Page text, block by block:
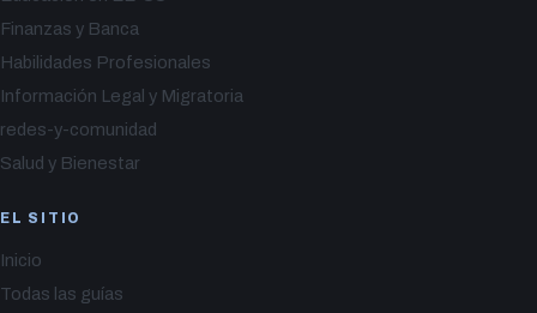
Finanzas y Banca
Habilidades Profesionales
Información Legal y Migratoria
redes-y-comunidad
Salud y Bienestar
EL SITIO
Inicio
Todas las guías